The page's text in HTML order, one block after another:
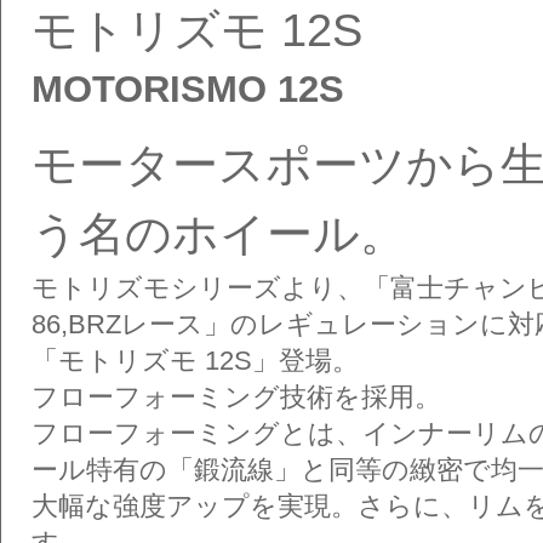
モトリズモ 12S
MOTORISMO 12S
モータースポーツから
う名のホイール。
モトリズモシリーズより、「富士チャン
86,BRZレース」のレギュレーションに
「モトリズモ 12S」登場。
フローフォーミング技術を採用。
フローフォーミングとは、インナーリ
ール特有の「鍛流線」と同等の緻密で均
大幅な強度アップを実現。さらに、リム